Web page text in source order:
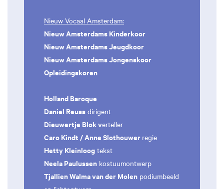
Nieuw Vocaal Amsterdam:
Nieuw Amsterdams Kinderkoor
Nieuw Amsterdams Jeugdkoor
Nieuw Amsterdams Jongenskoor
Opleidingskoren
Holland Baroque
Daniel Reuss dirigent
Dieuwertje Blok verteller
Caro Kindt / Anne Slothouwer regie
Hetty Kleinloog tekst
Neela Paulussen kostuumontwerp
Tjallien Walma van der Molen podiumbeeld